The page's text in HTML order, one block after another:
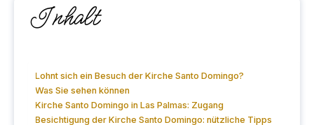
Inhalt
Lohnt sich ein Besuch der Kirche Santo Domingo?
Was Sie sehen können
Kirche Santo Domingo in Las Palmas: Zugang
Besichtigung der Kirche Santo Domingo: nützliche Tipps